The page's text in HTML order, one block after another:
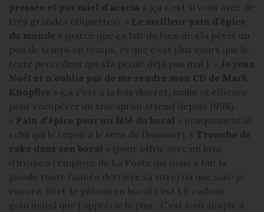
pressée et pur miel d’acacia » (ça c’est si vous avez de
très grandes étiquettes), « Le meilleur pain d’épice
du monde » (parce que ça fait du bien de s’la péter un
peu de temps en temps, et que c’est plus court que le
texte précédent qui s’la pétait déjà pas mal ), « Joyeux
Noël et n’oublie pas de me rendre mon CD de Mark
Knopfler » (ça c’est à la fois discret, malin et efficace
pour récupérer un truc qu’on attend depuis 1998),
« Pain d’épice pour un fêlé du bocal » (uniquement si
celui qui le reçoit a le sens de l’humour), « Tronche de
cake dans son bocal » (pour offrir avec un brin
d’ironie à l’employé de La Poste qui nous a fait la
gueule toute l’année derrière sa vitre) ou que sais-je
encore. Bref, le gâteau en bocal c’est LE cadeau
gourmand que j’apprécie le plus : C’est tout simple à